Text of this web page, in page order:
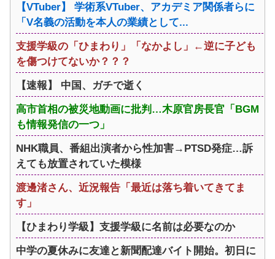
【VTuber】 学術系VTuber、アカデミア関係者らに
「V名義の活動を本人の業績として...
支援学級の「ひまわり」「なかよし」←逆に子ども
を傷つけてないか？？？
【速報】 中国、ガチで逝く
高市首相の被災地動画に批判…木原官房長官「BGM
も情報発信の一つ」
NHK職員、番組出演者から性加害→PTSD発症…訴
えても放置されていた模様
渡邊渚さん、近況報告「最近は落ち着いてきてま
す」
【ひまわり学級】支援学級に名前は必要なのか
中学の夏休みに友達と新聞配達バイト開始。初日に